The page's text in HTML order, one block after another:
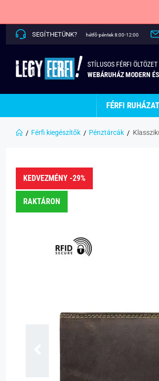
SEGÍTHETÜNK? hétfő-péntek 8:00-12:00
STÍLUSOS FÉRFI ÖLTÖZET
WEBÁRUHÁZ MODERN
FÉRFI RUHÁZAT
Férfi kiegészítők Pénztárcák
KEDVEZMÉNY -29%
RAKTÁRON